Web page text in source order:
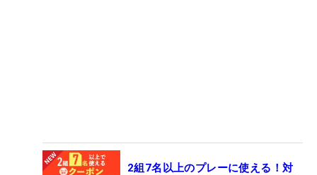
2組7名以上のプレーに使える！対